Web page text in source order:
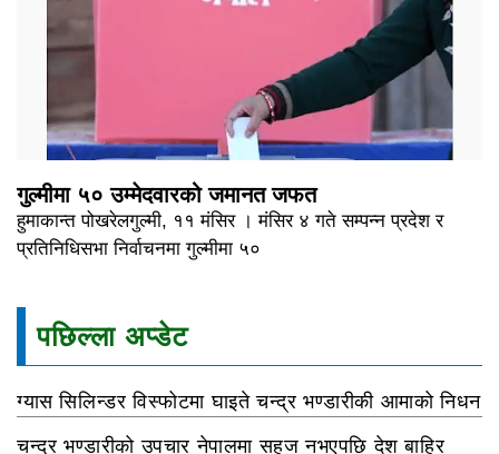
गुल्मीमा ५० उम्मेदवारको जमानत जफत
हुमाकान्त पोखरेलगुल्मी, ११ मंसिर । मंसिर ४ गते सम्पन्न प्रदेश र
प्रतिनिधिसभा निर्वाचनमा गुल्मीमा ५०
पछिल्ला अप्डेट
ग्यास सिलिन्डर विस्फोटमा घाइते चन्द्र भण्डारीकी आमाको निधन
चन्द्र भण्डारीको उपचार नेपालमा सहज नभएपछि देश बाहिर